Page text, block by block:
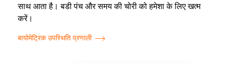
साथ आता है। बडी पंच और समय की चोरी को हमेशा के लिए खत्म
करें।
बायोमेट्रिक उपस्थिति प्रणाली